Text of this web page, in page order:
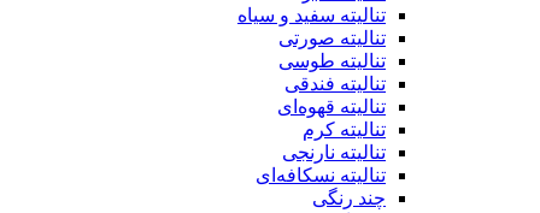
تنالیته سفید و سیاه
تنالیته صورتی
تنالیته طوسی
تنالیته فندقی
تنالیته قهوه‌ای
تنالیته کرم
تنالیته نارنجی
تنالیته نسکافه‌ای
چند رنگی